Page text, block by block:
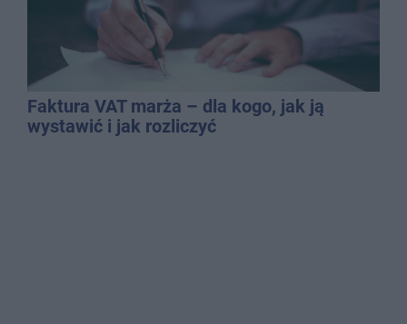
Faktura VAT marża – dla kogo, jak ją
wystawić i jak rozliczyć